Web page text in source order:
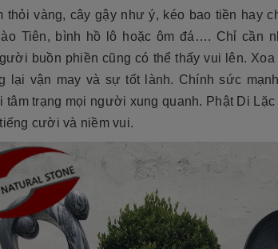
bền cao, mẫu mã đẹp, kiểu
tộc. Xây dựng mộ phần
tri ân công đức dưỡng dục
của con cháu dành cho
tổ...
[Đọc tiếp...]
thỏi vàng, cây gậy như ý, kéo bao tiền hay
Tiên, bình hồ lô hoặc ôm đá…. Chỉ cần
buồn phiền cũng có thể thấy vui lên.
lại vận may và sự tốt lành. Chính sức
tâm trạng mọi người xung quanh. Phật Di
cười và niềm vui.